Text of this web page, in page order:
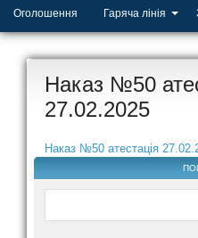
Оголошення Гаряча лінія
Наказ №50
27.02.2025
Наказ №50 атестація